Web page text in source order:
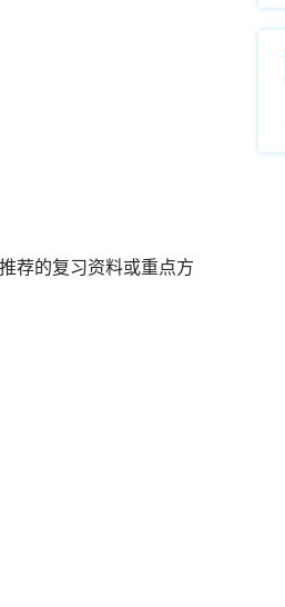
荐的复习资料或重点方